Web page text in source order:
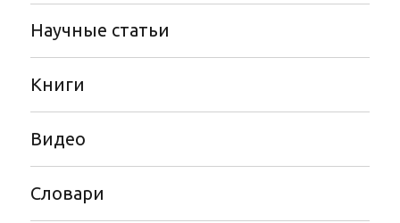
Научные статьи
Книги
Видео
Словари